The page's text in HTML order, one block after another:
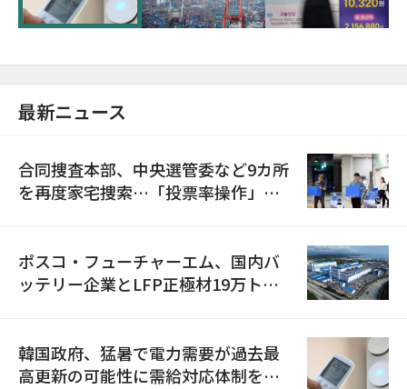
最新ニュース
合同捜査本部、中央選管委など9カ所
を再度家宅捜索…「投票率操作」の
ポスコ・フューチャーエム、国内バ
ッテリー企業とLFP正極材19万トン
韓国政府、猛暑で電力需要が過去最
高更新の可能性に需給対応体制を点